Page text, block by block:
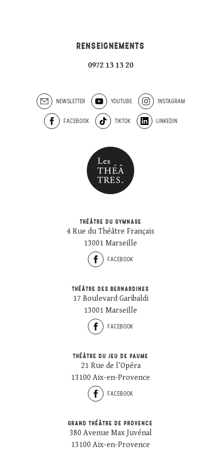
RENSEIGNEMENTS
0972 13 13 20
NEWSLETTER YOUTUBE INSTAGRAM
FACEBOOK TIKTOK LINKEDIN
THÉÂTRE DU GYMNASE
4 Rue du Théâtre Français
13001 Marseille
FACEBOOK
THÉÂTRE DES BERNARDINES
17 Boulevard Garibaldi
13001 Marseille
FACEBOOK
THÉÂTRE DU JEU DE PAUME
21 Rue de l’Opéra
13100 Aix-en-Provence
FACEBOOK
GRAND THÉÂTRE DE PROVENCE
380 Avenue Max Juvénal
13100 Aix-en-Provence